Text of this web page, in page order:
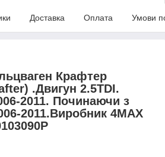
Доставка Оплата Умови
Крафтер
.Двигун 2.5TDI.
2011. Починаючи з
2011.Виробник 4MAX